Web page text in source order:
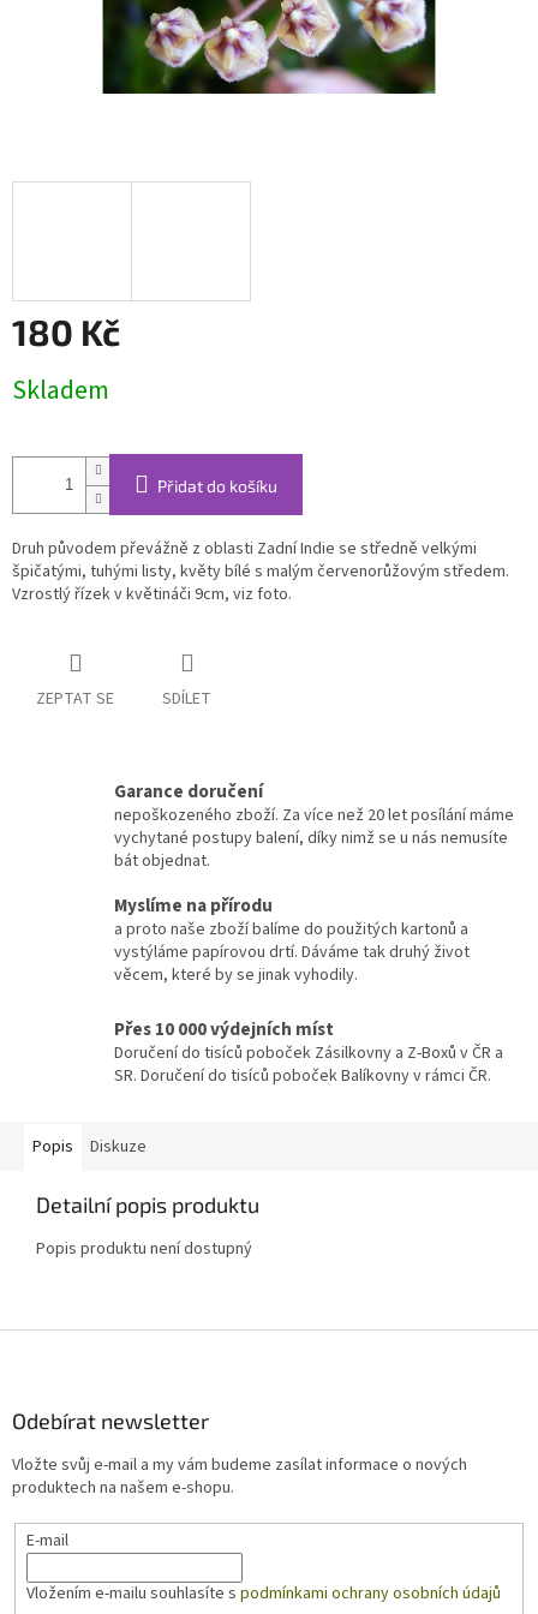
180 Kč
cena:
Skladem
Přidat do košíku
Druh původem převážně z oblasti Zadní Indie se středně velkými
špičatými, tuhými listy, květy bílé s malým červenorůžovým středem.
Vzrostlý řízek v květináči 9cm, viz foto.
ZEPTAT SE SDÍLET
Garance doručení
nepoškozeného zboží. Za více než 20 let posílání máme
vychytané postupy balení, díky nimž se u nás nemusíte
bát objednat.
Myslíme na přírodu
a proto naše zboží balíme do použitých kartonů a
vystýláme papírovou drtí. Dáváme tak druhý život
věcem, které by se jinak vyhodily.
Přes 10 000 výdejních míst
Doručení do tisíců poboček Zásilkovny a Z-Boxů v ČR a
SR. Doručení do tisíců poboček Balíkovny v rámci ČR.
Popis Diskuze
Detailní popis produktu
Popis produktu není dostupný
Odebírat newsletter
Vložte svůj e-mail a my vám budeme zasílat informace o nových
produktech na našem e-shopu.
E-mail
Vložením e-mailu souhlasíte s podmínkami ochrany osobních údajů